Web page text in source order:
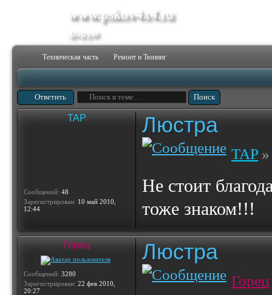
www.pskov4x4.ru
форум
Техническая часть Ремонт и Тюнинг
Ответить
TAP
Сообщений: 48
Зарегистрирован: 10 май 2010,
12:44
Люстра
TAP
Не стоит
тоже знаком!!!
Горец
Сообщений: 3280
Зарегистрирован: 22 фев 2010,
20:27
Люстра
Горец